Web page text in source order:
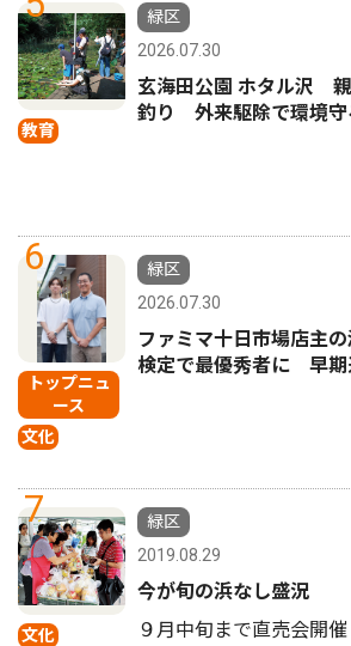
教育
緑区
2026.07.30
玄海田公園 ホタル沢
釣り 外来駆除で環境守
6
トップニュ
ース
文化
緑区
2026.07.30
ファミマ十日市場店主
検定で最優秀者に 早期
7
文化
緑区
2019.08.29
今が旬の浜なし盛況
９月中旬まで直売会開催